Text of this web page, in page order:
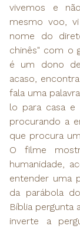
vivemos e
mesmo voo,
nome do
chinês" com o
é um dono
acaso,
fala uma
lo para casa e
procurando a
que procura
O filme
humanidade,
entender uma
da parábola
Bíblia pergunta
inverte a